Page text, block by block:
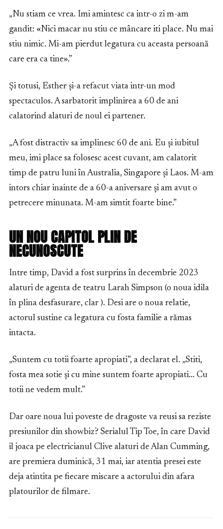
„Nu stiam ce vrea. Imi amintesc ca intr-o zi m-am
gandit: «Nici macar nu stiu ce mâncare iti place. Nu mai
stiu nimic. Mi-am pierdut legatura cu aceasta persoană
care era ca tine».”
Și totusi, Esther și-a refacut viata intr-un mod
spectaculos. A sarbatorit implinirea a 60 de ani
calatorind alaturi de noul ei partener.
„A fost distractiv sa implinesc 60 de ani. Eu și iubitul
meu, imi place sa folosesc acest cuvant, am calatorit
timp de patru luni în Australia, Singapore și Laos. M-am
intors chiar inainte de a 60-a aniversare și am avut o
petrecere minunata. M-am simtit foarte bine.”
UN NOU CAPITOL PLIN DE
NECUNOSCUTE
Intre timp, David a fost surprins în decembrie 2023
alaturi de agenta de teatru Larah Simpson (o noua idila
în plina desfasurare, clar ). Desi are o noua relatie,
actorul sustine ca legatura cu fosta familie a rămas
intacta.
„Suntem cu totii foarte apropiati”, a declarat el. „Stiti,
fosta mea sotie și cu mine suntem foarte apropiati… Cu
totii ne vedem mult.”
Dar oare noua lui poveste de dragoste va reusi sa reziste
presiunilor din showbiz? Serialul Tip Toe, în care David
il joaca pe electricianul Clive alaturi de Alan Cumming,
are premiera duminică, 31 mai, iar atentia presei este
deja atintita pe fiecare miscare a actorului din afara
platourilor de filmare.